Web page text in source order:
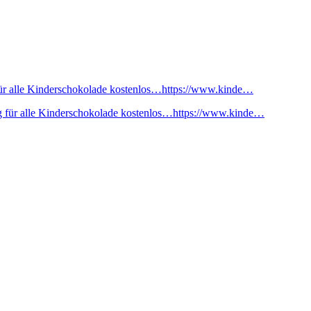
alle Kinderschokolade kostenlos…https://www.kinde…
für alle Kinderschokolade kostenlos…https://www.kinde…